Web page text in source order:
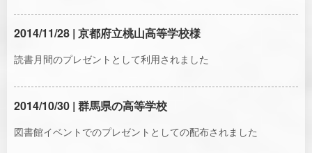
2014/11/28 | 京都府立桃山高等学校様
読書月間のプレゼントとして利用されました
2014/10/30 | 群馬県の高等学校
図書館イベントでのプレゼントとしての配布されました